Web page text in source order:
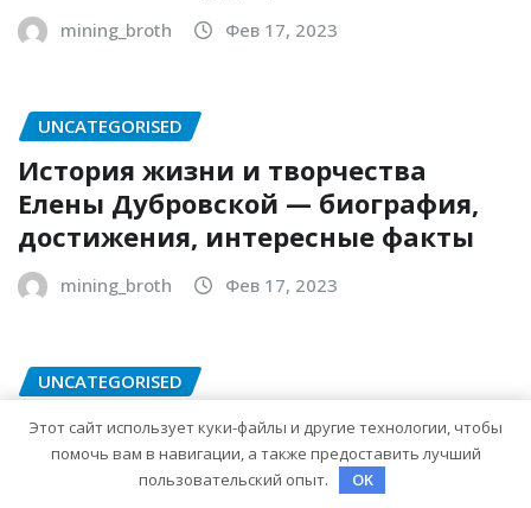
mining_broth Фев 17, 2023
UNCATEGORISED
История жизни и творчества
Елены Дубровской — биография,
достижения, интересные факты
mining_broth Фев 17, 2023
UNCATEGORISED
Аркадий Аверченко биография —
уникальный талант, чье детство,
творчество и литературное
Этот сайт использует куки-файлы и другие технологии, чтобы
помочь вам в навигации, а также предоставить лучший
пользовательский опыт.
OK